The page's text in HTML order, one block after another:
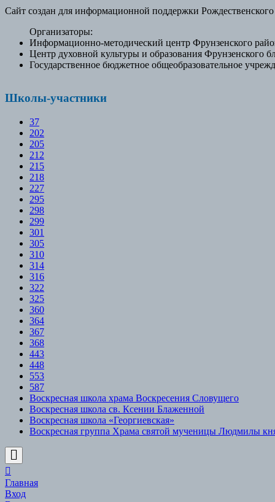
Сайт создан для информационной поддержки
Организаторы:
Информационно-методический центр Фрунзенского
Центр духовной культуры и образования Фрунзенского
Государственное бюджетное общеобразовательное
Школы-участники
37
202
205
212
215
218
227
295
298
299
301
305
310
314
316
322
325
360
364
367
368
443
448
553
587
Воскресная школа храма Воскресения Словущего
Воскресная школа св. Ксении Блаженной
Воскресная школа «Георгиевская»
Воскресная группа Храма святой мученицы Людмилы
to
Главная
Вход